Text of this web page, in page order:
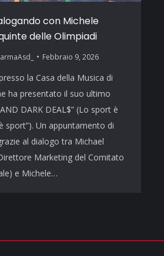
con Michele
delle Olimpiadi
Febbraio 9, 2026
la Casa della Musica di
ha presentato il suo ultimo
DARK DEAL$” (Lo sport è
sport”). Un appuntamento di
al dialogo tra Michael
Marketing del Comitato
e Michele…